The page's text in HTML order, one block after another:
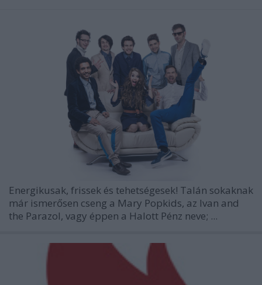
Energikusak, frissek és tehetségesek! Talán sokaknak
már ismerősen cseng a Mary Popkids, az Ivan and
the Parazol, vagy éppen a Halott Pénz neve; ...